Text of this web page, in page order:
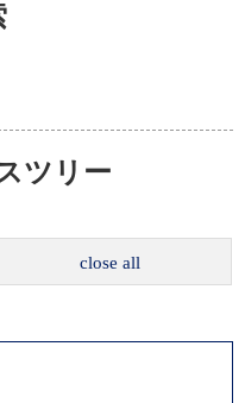
ツリー
close all